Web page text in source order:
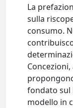
La
sulla
consumo.
fondato sul
modello in